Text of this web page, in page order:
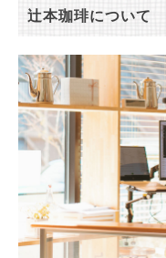
辻本珈琲について